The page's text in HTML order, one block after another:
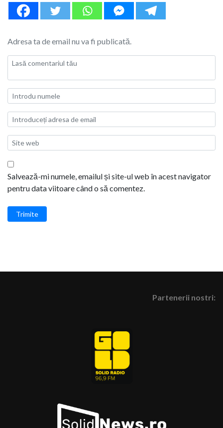
Adresa ta de email nu va fi publicată.
Salvează-mi numele, emailul și site-ul web în acest navigator
pentru data viitoare când o să comentez.
Trimite
Partenerii nostri: